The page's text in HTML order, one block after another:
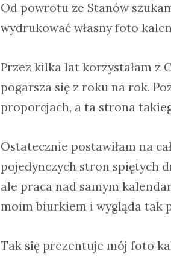
Od powrotu ze Stanów
wydrukować własny foto
Przez kilka lat korzystałam z
pogarsza się z roku na rok.
proporcjach, a ta strona
Ostatecznie postawiłam na
pojedynczych stron spiętych
ale praca nad samym
moim biurkiem i wygląda tak
Tak się prezentuje mój foto